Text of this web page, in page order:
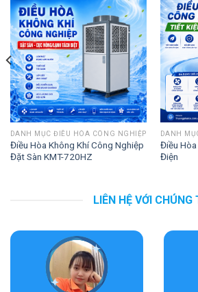
DANH MỤC ĐIỀU HÒA CÔNG NGHIỆP
Điều Hòa Không Khí Công Nghiệp
Đặt Sàn KMT-720HZ
DANH
Điều
Điện
LIÊN HỆ VỚI CHÚNG